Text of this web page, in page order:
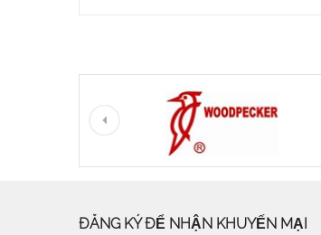
ĐĂNG KÝ ĐỂ NHẬN KHUYẾN MẠI